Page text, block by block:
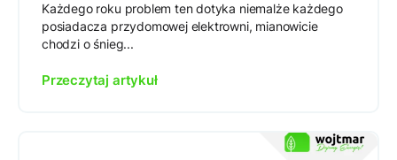
Każdego roku problem ten dotyka niemalże każdego
posiadacza przydomowej elektrowni, mianowicie
chodzi o śnieg...
Przeczytaj artykuł